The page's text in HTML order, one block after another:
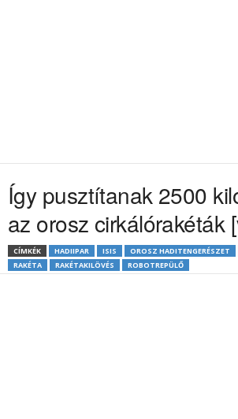
Így pusztítanak 2500
az orosz cirkálórakéták
CÍMKÉK HADIIPAR ISIS OROSZ HADITENGERÉSZET
RAKÉTA
RAKÉTAKILÖVÉS ROBOTREPÜLŐ